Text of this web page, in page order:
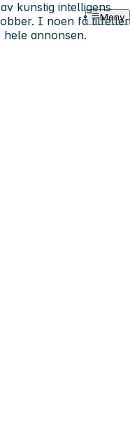
Meny
kunstig intelligens
I noen få tilfeller
annonsen.